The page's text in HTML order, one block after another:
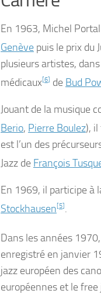
En 1963, Michel
Genève puis le prix du
plusieurs artistes,
médicaux[6] de Bud
Jouant de la musique
Berio, Pierre Boulez),
est l’un des
Jazz de François
En 1969, il participe à
Stockhausen[5] .
Dans les années
enregistré en janvier
jazz européen des
européennes et le free